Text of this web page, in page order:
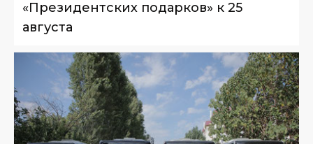
«Президентских подарков» к 25
августа